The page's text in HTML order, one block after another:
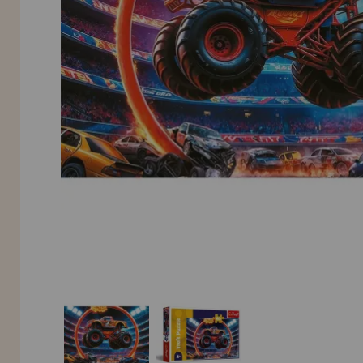
INFORMATION
info@maisondespuzzles.fr
Allez-y! Nous vous attendions.
NOUVEAU CLIENT